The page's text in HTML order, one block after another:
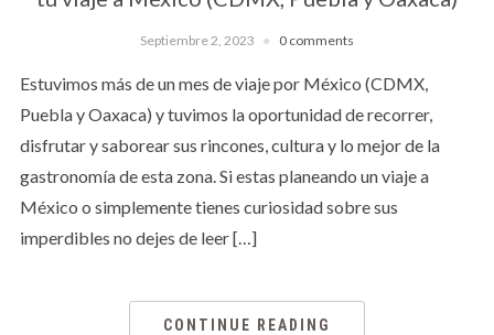
Septiembre 2, 2023 0 comments
Estuvimos más de un mes de viaje por México (CDMX,
Puebla y Oaxaca) y tuvimos la oportunidad de recorrer,
disfrutar y saborear sus rincones, cultura y lo mejor de la
gastronomía de esta zona. Si estas planeando un viaje a
México o simplemente tienes curiosidad sobre sus
imperdibles no dejes de leer […]
CONTINUE READING